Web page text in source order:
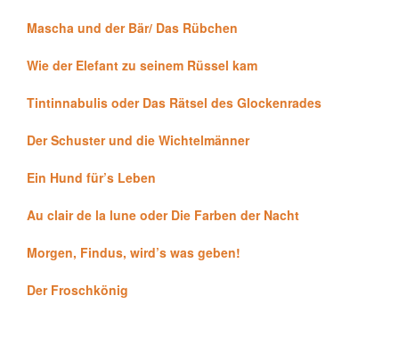
Mascha und der Bär/ Das Rübchen
Wie der Elefant zu seinem Rüssel kam
Tintinnabulis oder Das Rätsel des Glockenrades
Der Schuster und die Wichtelmänner
Ein Hund für’s Leben
Au clair de la lune oder Die Farben der Nacht
Morgen, Findus, wird’s was geben!
Der Froschkönig